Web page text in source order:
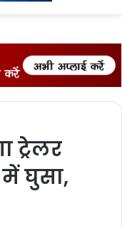
ट्रेलर
में घुसा,